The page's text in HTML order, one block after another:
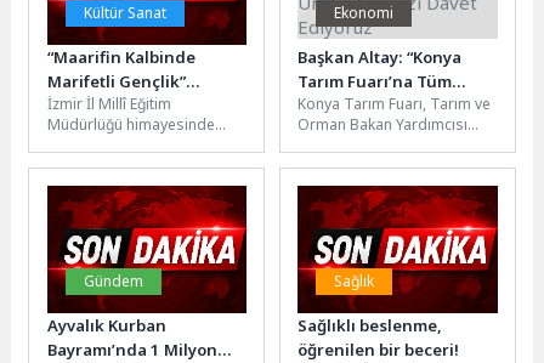
Kültür Sanat
“Maarifin Kalbinde
Marifetli Gençlik”
Etkinlikleri Devam Ediyor
İzmir İl Millî Eğitim
Müdürlüğü himayesinde
Gençlik Etkinlikleri”
kapsamında İzmir’deki
Meslek Liselerinin...
Ekonomi
Başkan Altay: “Konya
Tarım Fuarı’na Tüm
Çiftçilerimizi,
Üreticilerimizi Davet
Ediyoruz”
Konya Tarım Fuarı, Tarım ve
Orman Bakan Yardımcısı
Bakan Yardımcısı Mahmut
Gürcan,...
Gündem
Ayvalık Kurban
Bayramı’nda 1 Milyon
Sağlık
Sağlıklı beslenme,
öğrenilen bir beceri!